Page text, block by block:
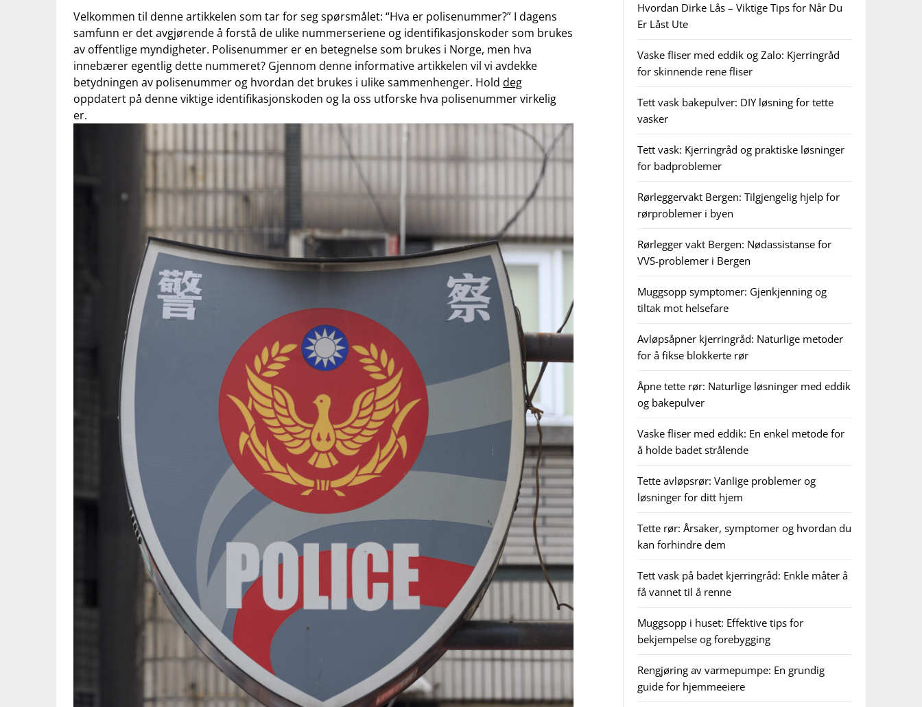
Velkommen til denne artikkelen som tar for seg spørsmålet: “Hva er polisenummer?” I dagens
samfunn er det avgjørende‌ å ⁢forstå de ⁤ulike nummerseriene og‍ identifikasjonskoder som ​brukes
av offentlige myndigheter. Polisenummer⁣ er en betegnelse som ⁣brukes i ​Norge,⁤ men hva
‌innebærer egentlig dette ⁢nummeret?⁤ Gjennom⁤ denne informative artikkelen vil vi avdekke
betydningen av​ polisenummer og hvordan det brukes i ulike sammenhenger. Hold deg
‍oppdatert⁤ på⁢ denne viktige identifikasjonskoden ⁢og la oss⁤ utforske⁣ hva ‌polisenummer ⁤virkelig
⁢er.
Hvordan Dirke Lås – Viktige Tips for Når Du
Er Låst Ute
Vaske fliser med eddik og Zalo: Kjerringråd
for skinnende rene fliser
Tett vask bakepulver: DIY løsning for tette
vasker
Tett vask: Kjerringråd og praktiske løsninger
for badproblemer
Rørleggervakt Bergen: Tilgjengelig hjelp for
rørproblemer i byen
Rørlegger vakt Bergen: Nødassistanse for
VVS-problemer i Bergen
Muggsopp symptomer: Gjenkjenning og
tiltak mot helsefare
Avløpsåpner kjerringråd: Naturlige metoder
for å fikse blokkerte rør
Åpne tette rør: Naturlige løsninger med eddik
og bakepulver
Vaske fliser med eddik: En enkel metode for
å holde badet strålende
Tette avløpsrør: Vanlige problemer og
løsninger for ditt hjem
Tette rør: Årsaker, symptomer og hvordan du
kan forhindre dem
Tett vask på badet kjerringråd: Enkle måter å
få vannet til å renne
Muggsopp i huset: Effektive tips for
bekjempelse og forebygging
Rengjøring av varmepumpe: En grundig
guide for hjemmeeiere